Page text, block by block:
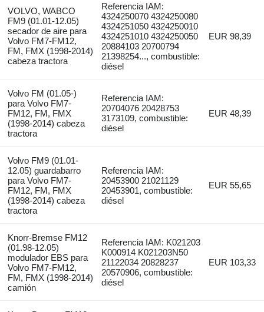
VOLVO, WABCO
FM9 (01.01-12.05)
secador de aire para
Volvo FM7-FM12,
FM, FMX (1998-2014)
cabeza tractora
Referencia IAM:
4324250070 4324250080
4324251050 4324250010
4324251010 4324250050
20884103 20700794
21398254..., combustible:
diésel
EUR 98,39
Volvo FM (01.05-)
para Volvo FM7-
FM12, FM, FMX
(1998-2014) cabeza
tractora
Referencia IAM:
20704076 20428753
3173109, combustible:
diésel
EUR 48,39
Volvo FM9 (01.01-
12.05) guardabarro
para Volvo FM7-
FM12, FM, FMX
(1998-2014) cabeza
tractora
Referencia IAM:
20453900 21021129
20453901, combustible:
diésel
EUR 55,65
Knorr-Bremse FM12
(01.98-12.05)
modulador EBS para
Volvo FM7-FM12,
FM, FMX (1998-2014)
camión
Referencia IAM: K021203
K000914 K021203N50
21122034 20828237
20570906, combustible:
diésel
EUR 103,33